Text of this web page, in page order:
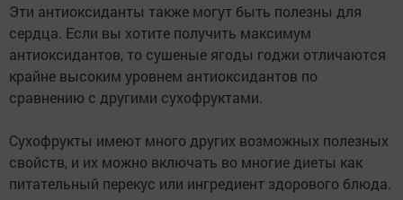
Эти антиоксиданты также могут быть полезны для
сердца. Если вы хотите получить максимум
антиоксидантов, то сушеные ягоды годжи отличаются
крайне высоким уровнем антиоксидантов по
сравнению с другими сухофруктами.
Сухофрукты имеют много других возможных полезных
свойств, и их можно включать во многие диеты как
питательный перекус или ингредиент здорового блюда.